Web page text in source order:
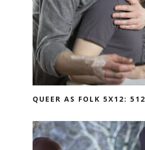
QUEER AS FOLK 5X12: 512